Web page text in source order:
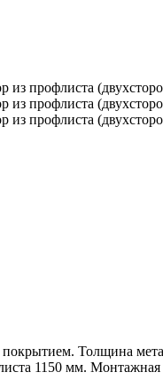
Толщина
1150 мм.